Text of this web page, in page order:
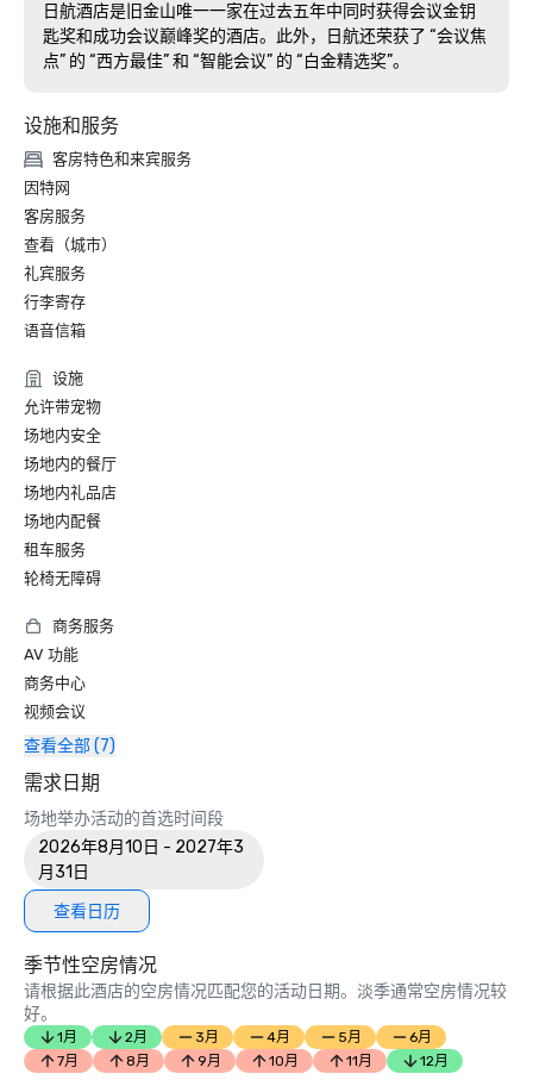
日航酒店是旧金山唯一一家在过去五年中同时获得会议金钥
匙奖和成功会议巅峰奖的酒店。此外，日航还荣获了 “会议焦
点” 的 “西方最佳” 和 “智能会议” 的 “白金精选奖”。
设施和服务
客房特色和来宾服务
因特网
客房服务
查看（城市）
礼宾服务
行李寄存
语音信箱
设施
允许带宠物
场地内安全
场地内的餐厅
场地内礼品店
场地内配餐
租车服务
轮椅无障碍
商务服务
AV 功能
商务中心
视频会议
查看全部 (7)
需求日期
场地举办活动的首选时间段
2026年8月10日 - 2027年3
月31日
查看日历
季节性空房情况
请根据此酒店的空房情况匹配您的活动日期。淡季通常空房情况较
好。
1月 2月 3月 4月 5月
6月
7月
8月 9月 10月 11月 12月